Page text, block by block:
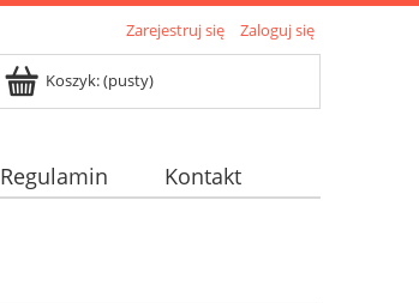
Zarejestruj się Zaloguj się
Koszyk:(pusty)
Regulamin Kontakt